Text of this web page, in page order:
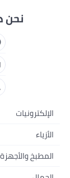
نحن
الإلكترونيات
الهواتف المتحركة
أجهزة الكمبيوتر
الأجهزة المنزلية
الأزياء
أزياء نسائية
المطبخ
المطبخ وأدوات